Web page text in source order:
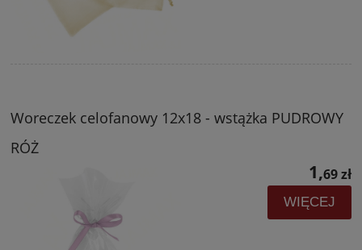
Woreczek celofanowy 12x18 - wstążka PUDROWY
RÓŻ
1,69 zł
WIĘCEJ